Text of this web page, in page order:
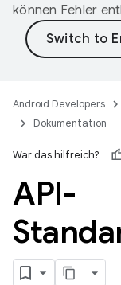
können Fehler
Android Developers
Dokumentation
War das hilfreich?
API-